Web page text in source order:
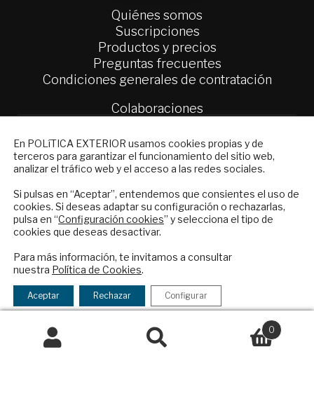
Quiénes somos
Suscripciones
Productos y precios
Preguntas frecuentes
Condiciones generales de contratación
Colaboraciones
Contacto
Política Exterior
Afkar/Ideas
© 2026 - Fundación Análisis de Política
Legal|Política de Privacidad y de Cookies
Buscar
0
Financiado por el Programa KIT Digital. Plan de
Recuperación, Transformación y Resiliencia de
En POLíTICA EXTERIOR usamos cookies propias y de
terceros para garantizar el funcionamiento del sitio web,
analizar el tráfico web y el acceso a las redes sociales.
Si pulsas en “Aceptar”, entendemos que consientes el uso de
cookies. Si deseas adaptar su configuración o rechazarlas,
pulsa en “Configuración cookies” y selecciona el tipo de
cookies que deseas desactivar.
Para más información, te invitamos a consultar
nuestra Política de Cookies.
Aceptar Rechazar Configurar
NEWSLETTER
Suscríbase a nuestro boletín electrónico y
reciba en su correo el mejor análisis
internacional en español.
Checkbox
acepto
la
política
de
política de privacidad